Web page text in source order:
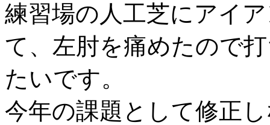
練習場の人工芝にアイ
て、左肘を痛めたので
たいです。
今年の課題として修正